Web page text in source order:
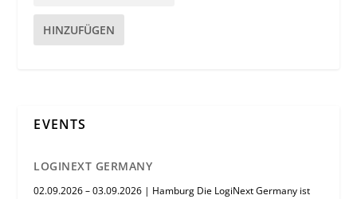
HINZUFÜGEN
EVENTS
LOGINEXT GERMANY
02.09.2026 – 03.09.2026 | Hamburg Die LogiNext Germany ist